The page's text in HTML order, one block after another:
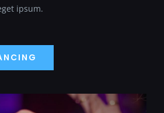
ipsum.